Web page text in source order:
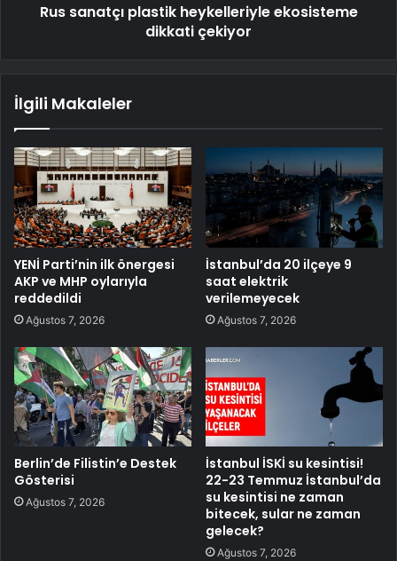
Rus sanatçı plastik heykelleriyle ekosisteme
dikkati çekiyor
İlgili Makaleler
YENİ Parti’nin ilk önergesi
AKP ve MHP oylarıyla
reddedildi
Ağustos 7, 2026
İstanbul’da 20 ilçeye 9
saat elektrik
verilemeyecek
Ağustos 7, 2026
Berlin’de Filistin’e Destek
Gösterisi
Ağustos 7, 2026
İstanbul İSKİ su kesintisi!
22-23 Temmuz İstanbul’da
su kesintisi ne zaman
bitecek, sular ne zaman
gelecek?
Ağustos 7, 2026